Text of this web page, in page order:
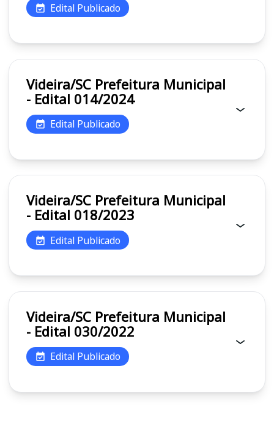
Edital Publicado
Videira/SC Prefeitura Municipal
- Edital 014/2024
Edital Publicado
Videira/SC Prefeitura Municipal
- Edital 018/2023
Edital Publicado
Videira/SC Prefeitura Municipal
- Edital 030/2022
Edital Publicado